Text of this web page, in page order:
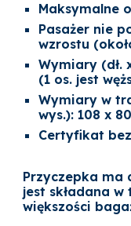
Maksymalne
Pasażer nie
wzrostu
Wymiary (dł.
(1 os. jest
Wymiary w
wys.): 108 x
Certyfikat
Przyczepka ma
jest składana
większości